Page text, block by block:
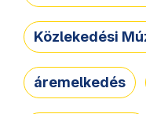
Közlekedési
áremelkedés